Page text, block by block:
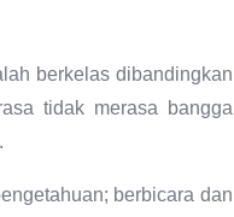
berkelas dibandingkan
tidak merasa bangga
berbicara dan